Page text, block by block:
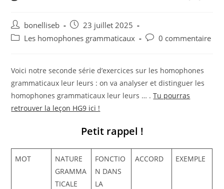
bonelliseb
23 juillet 2025
Les homophones grammaticaux
0 commentaire
Voici notre seconde série d’exercices sur les homophones
grammaticaux leur leurs : on va analyser et distinguer les
homophones grammaticaux leur leurs … .Tu pourras
retrouver la leçon HG9 ici !
Petit rappel !
MOT
NATURE
GRAMMA
TICALE
FONCTIO
N DANS
LA
ACCORD EXEMPLE